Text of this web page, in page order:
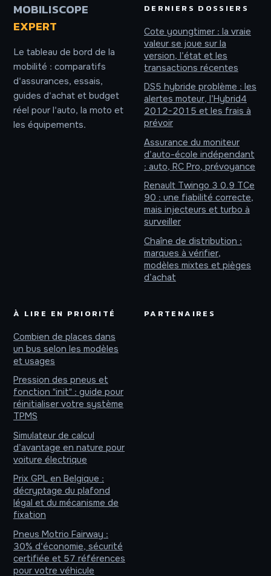
MOBILISCOPE
EXPERT
Le tableau de bord de la
mobilité : comparatifs
d'assurances, essais,
guides d'achat et budget
réel pour l'auto, la moto et
les équipements.
DERNIERS DOSSIERS
Cote youngtimer : la vraie
valeur se joue sur la
version, l’état et les
transactions récentes
DS5 hybride problème : les
alertes moteur, l’Hybrid4
2012-2015 et les frais à
prévoir
Assurance du moniteur
d’auto-école indépendant
: auto, RC Pro, prévoyance
Renault Twingo 3 0.9 TCe
90 : une fiabilité correcte,
mais injecteurs et turbo à
surveiller
Chaîne de distribution :
marques à vérifier,
modèles mixtes et pièges
d’achat
À LIRE EN PRIORITÉ
Combien de places dans
un bus selon les modèles
et usages
Pression des pneus et
fonction "init" : guide pour
réinitialiser votre système
TPMS
Simulateur de calcul
d’avantage en nature pour
voiture électrique
Prix GPL en Belgique :
décryptage du plafond
légal et du mécanisme de
fixation
Pneus Motrio Fairway :
30% d'économie, sécurité
certifiée et 57 références
pour votre véhicule
PARTENAIRES